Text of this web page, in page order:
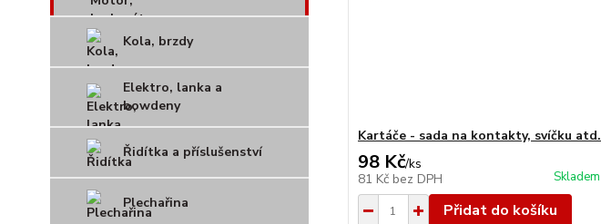
Kola, brzdy
Elektro, lanka a
bowdeny
Řidítka a příslušenství
Plechařina
Kartáče - sada na kontakty, svíčku atd.
98 Kč/ks
81 Kč bez DPH Skladem
Přidat do košíku